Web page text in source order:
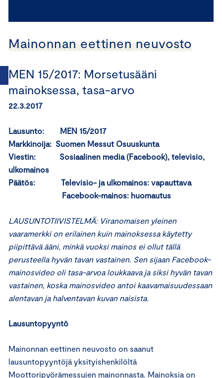
Mainonnan eettinen neuvosto
MEN 15/2017: Morsetusääni
mainoksessa, tasa-arvo
22.3.2017
Lausunto: MEN 15/2017
Markkinoija: Suomen Messut Osuuskunta
Viestin: Sosiaalinen media (Facebook), televisio,
ulkomainos
Päätös: Televisio- ja ulkomainos: vapauttava
Facebook-mainos: huomautus
LAUSUNTOTIIVISTELMÄ: Viranomaisen yleinen
vaaramerkki on erilainen kuin mainoksessa käytetty
piipittävä ääni, minkä vuoksi mainos ei ollut tällä
perusteella hyvän tavan vastainen. Sen sijaan Facebook-
mainosvideo oli tasa-arvoa loukkaava ja siksi hyvän tavan
vastainen, koska mainosvideo antoikaavamaisuudessaan
alentavan ja halventavan kuvan naisista.
Lausuntopyyntö
Mainonnan eettinen neuvosto on saanut
lausuntopyyntöjä yksityishenkilöltä
Moottoripyörämessujen mainonnasta. Mainoksia on